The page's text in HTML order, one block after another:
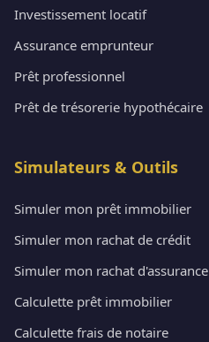
Investissement locatif
Assurance emprunteur
Prêt professionnel
Prêt de trésorerie hypothécaire
Simulateurs & Outils
Simuler mon prêt immobilier
Simuler mon rachat de crédit
Simuler mon rachat d'assurance
Calculette prêt immobilier
Calculette frais de notaire